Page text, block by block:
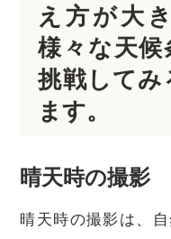
え方が大
様々な天候
挑戦してみ
ます。
晴天時の撮影
晴天時の撮影は、